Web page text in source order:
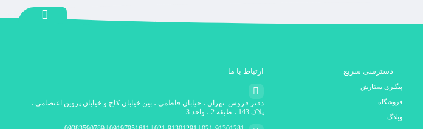
دسترسی سریع
پیگیری سفارش
فروشگاه
وبلاگ
ارتباط با ما
دفتر فروش: تهران ، خیابان فاطمی ، بین خیابان کاج و خیابان پروین اعتصامی ،
پلاک 143 ، طبقه 2 ، واحد 3